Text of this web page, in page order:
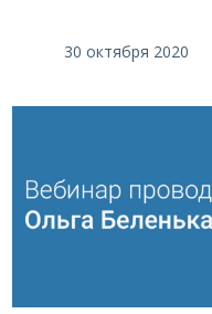
30 октября 2020